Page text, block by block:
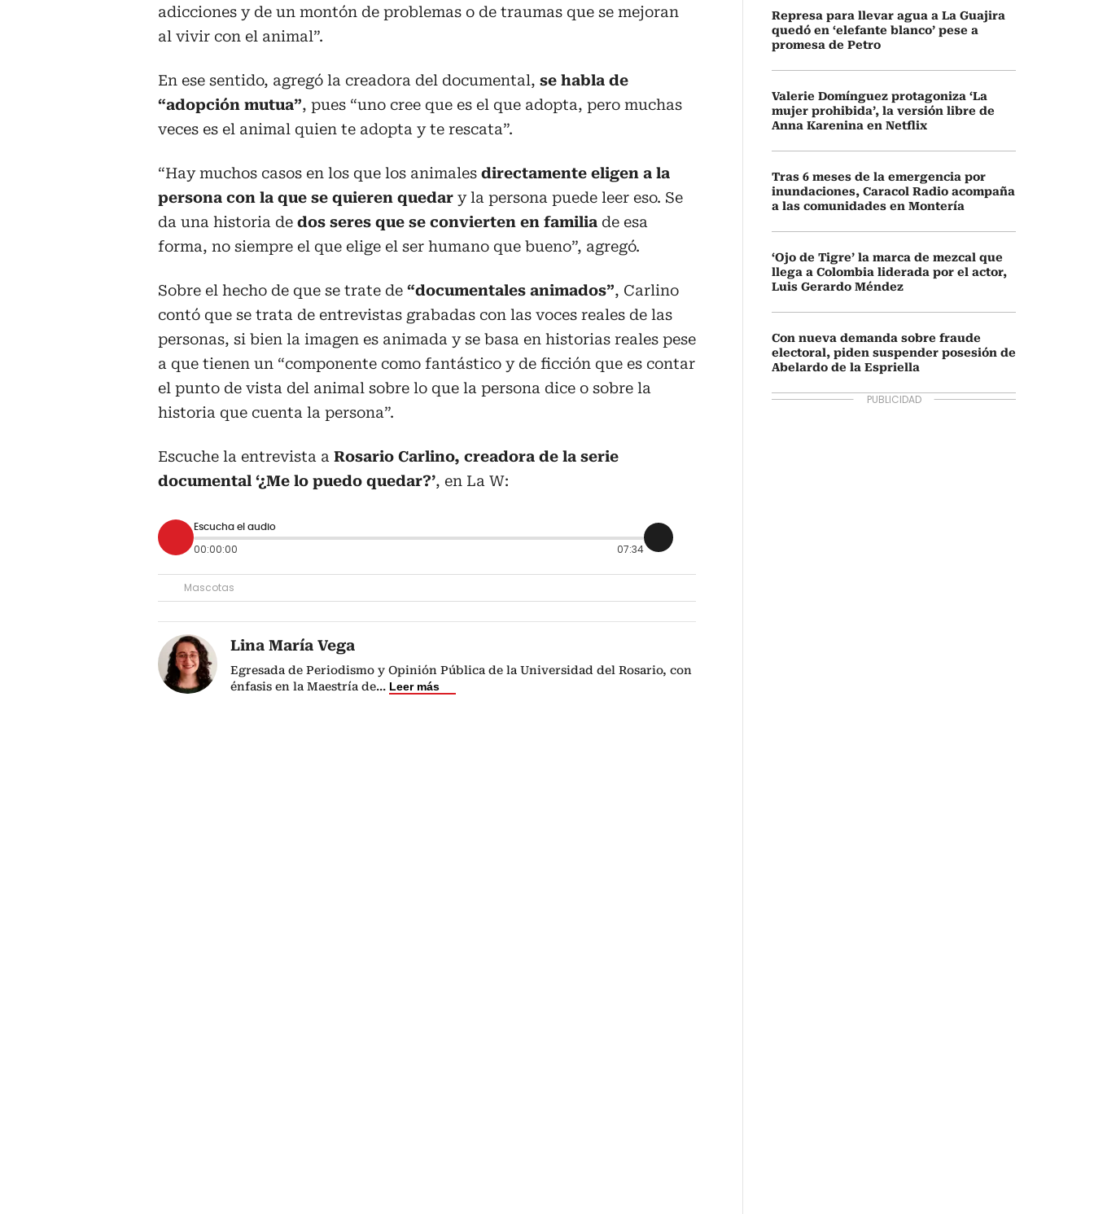
adicciones y de un montón de problemas o de traumas que se mejoran
al vivir con el animal”.
En ese sentido, agregó la creadora del documental, se habla de
“adopción mutua”, pues “uno cree que es el que adopta, pero muchas
veces es el animal quien te adopta y te rescata”.
“Hay muchos casos en los que los animales directamente eligen a la
persona con la que se quieren quedar y la persona puede leer eso. Se
da una historia de dos seres que se convierten en familia de esa
forma, no siempre el que elige el ser humano que bueno”, agregó.
Sobre el hecho de que se trate de “documentales animados”, Carlino
contó que se trata de entrevistas grabadas con las voces reales de las
personas, si bien la imagen es animada y se basa en historias reales pese
a que tienen un “componente como fantástico y de ficción que es contar
el punto de vista del animal sobre lo que la persona dice o sobre la
historia que cuenta la persona”.
Escuche la entrevista a Rosario Carlino, creadora de la serie
documental ‘¿Me lo puedo quedar?’, en La W:
Escucha el audio
00:00:00 07:34
Mascotas
Lina María Vega
Egresada de Periodismo y Opinión Pública de la Universidad del Rosario, con
énfasis en la Maestría de... Leer más
Represa para llevar agua a La Guajira
quedó en ‘elefante blanco’ pese a
promesa de Petro
Valerie Domínguez protagoniza ‘La
mujer prohibida’, la versión libre de
Anna Karenina en Netflix
Tras 6 meses de la emergencia por
inundaciones, Caracol Radio acompaña
a las comunidades en Montería
‘Ojo de Tigre’ la marca de mezcal que
llega a Colombia liderada por el actor,
Luis Gerardo Méndez
Con nueva demanda sobre fraude
electoral, piden suspender posesión de
Abelardo de la Espriella